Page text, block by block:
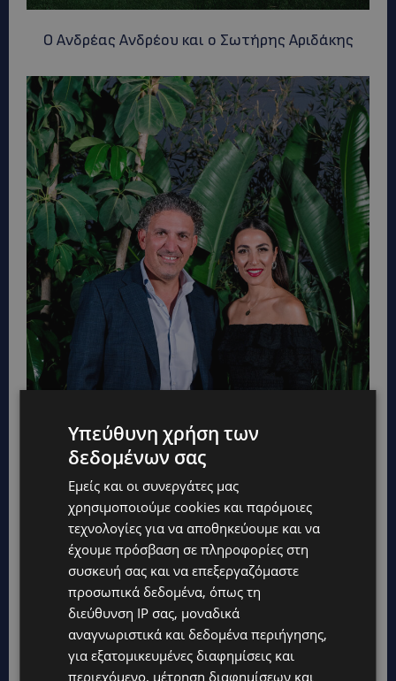
Ο Ανδρέας Ανδρέου και ο Σωτήρης Αριδάκης
Ο Γιώργος Καρυδάς και η Σούλα Χριστοδούλου
Υπεύθυνη χρήση των
δεδομένων σας
Εμείς και οι συνεργάτες μας
χρησιμοποιούμε cookies και παρόμοιες
τεχνολογίες για να αποθηκεύουμε και να
έχουμε πρόσβαση σε πληροφορίες στη
συσκευή σας και να επεξεργαζόμαστε
προσωπικά δεδομένα, όπως τη
διεύθυνση IP σας, μοναδικά
αναγνωριστικά και δεδομένα περιήγησης,
για εξατομικευμένες διαφημίσεις και
περιεχόμενο, μέτρηση διαφημίσεων και